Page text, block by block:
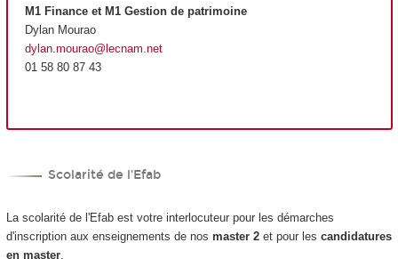
M1 Finance et M1 Gestion de patrimoine
Dylan Mourao
dylan.mourao@lecnam.net
01 58 80 87 43
Scolarité de l'Efab
La scolarité de l'Efab est votre interlocuteur pour les démarches
d'inscription aux enseignements de nos master 2 et pour les candidatures
en master.